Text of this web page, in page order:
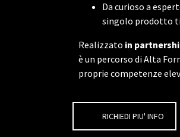
Da curioso a
singolo prodotto
Realizzato in
è un percorso di Alta
proprie competenze
RICHIEDI PIU' INFO